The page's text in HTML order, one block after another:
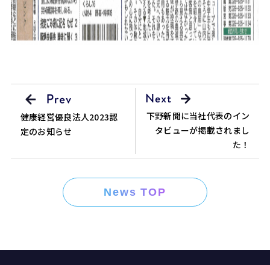
健康経営優良法人2023認
定のお知らせ
下野新聞に当社代表のイン
タビューが掲載されまし
た！
News TOP